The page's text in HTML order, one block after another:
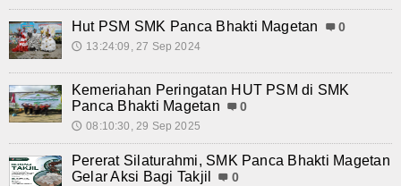
Hut PSM SMK Panca Bhakti Magetan 0
🕔 13:24:09, 27 Sep 2024
Kemeriahan Peringatan HUT PSM di SMK
Panca Bhakti Magetan
0
🕔 08:10:30, 29 Sep 2025
Pererat Silaturahmi, SMK Panca Bhakti Magetan
Gelar Aksi Bagi Takjil
0